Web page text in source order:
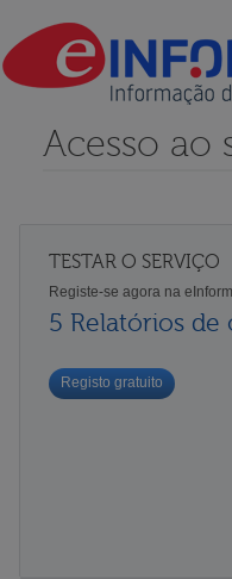
Acesso ao
TESTAR O SERVIÇO
Registe-se agora na
5 Relatórios de
Registo gratuito